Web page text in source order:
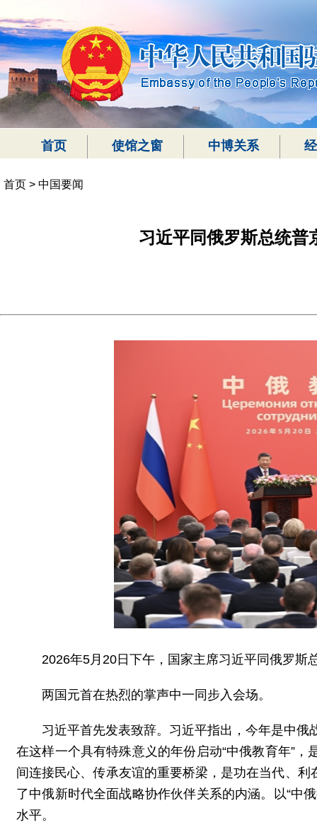
首页 使馆之窗 中博关系
首页 > 中国要闻
习近平同俄罗斯总统普
2026年5月20日下午，国家主席习近平同俄罗斯
两国元首在热烈的掌声中一同步入会场。
习近平首先发表致辞。习近平指出，今年是中
在这样一个具有特殊意义的年份启动“中俄教育年”
间连接民心、传承友谊的重要桥梁，是功在当代、
了中俄新时代全面战略协作伙伴关系的内涵。以“中
水平。